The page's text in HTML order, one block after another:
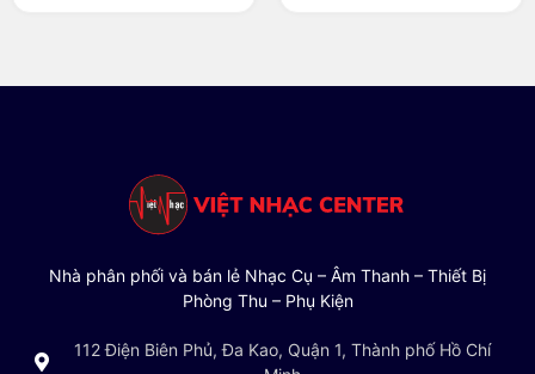
Nhà phân phối và bán lẻ Nhạc Cụ – Âm Thanh – Thiết Bị
Phòng Thu – Phụ Kiện
112 Điện Biên Phủ, Đa Kao, Quận 1, Thành phố Hồ Chí